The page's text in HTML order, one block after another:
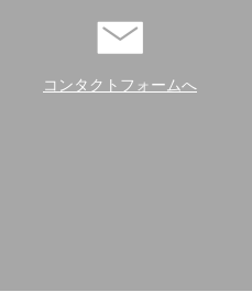
コンタクトフォームへ